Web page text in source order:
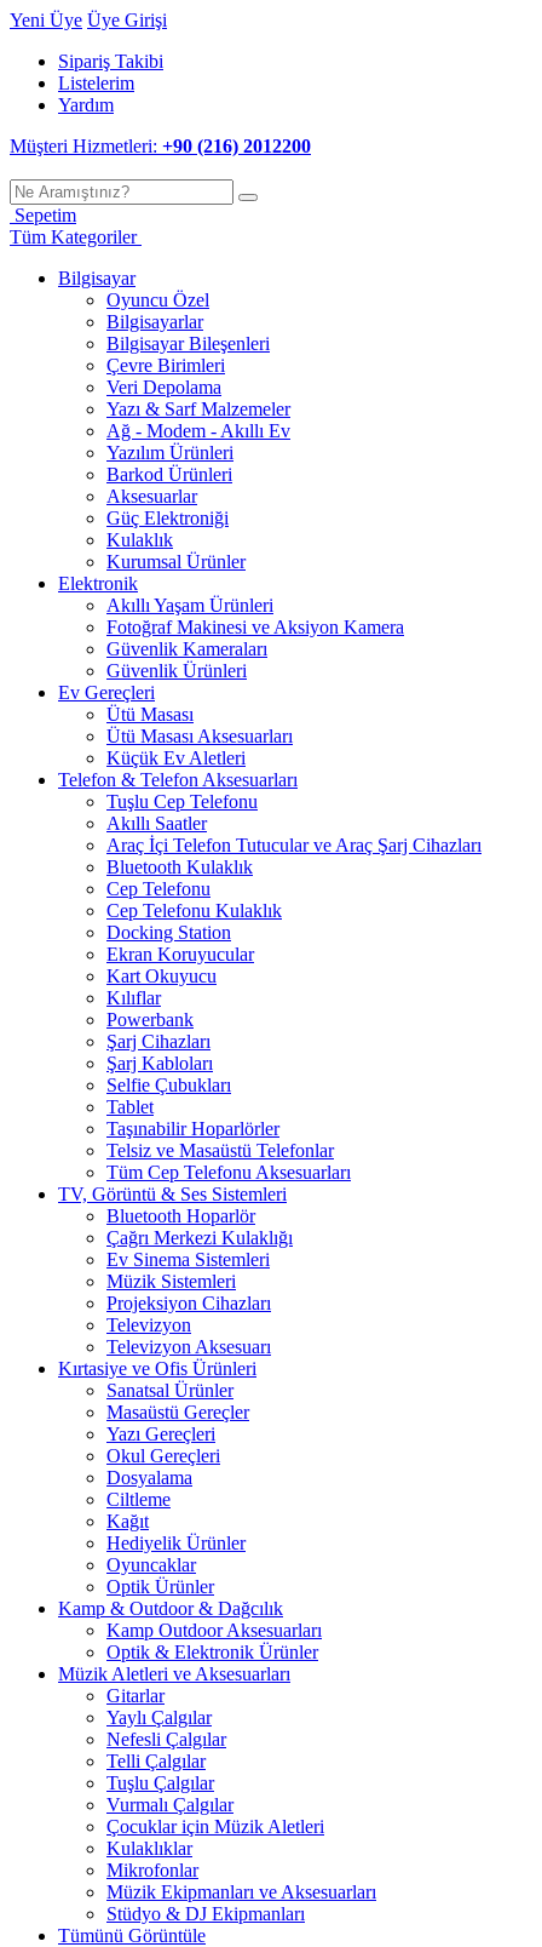
Yeni Üye Üye Girişi
Sipariş Takibi
Listelerim
Yardım
Müşteri Hizmetleri: +90 (216) 2012200
Sepetim
Tüm Kategoriler
Bilgisayar
Oyuncu Özel
Bilgisayarlar
Bilgisayar Bileşenleri
Çevre Birimleri
Veri Depolama
Yazı & Sarf Malzemeler
Ağ - Modem - Akıllı Ev
Yazılım Ürünleri
Barkod Ürünleri
Aksesuarlar
Güç Elektroniği
Kulaklık
Kurumsal Ürünler
Elektronik
Akıllı Yaşam Ürünleri
Fotoğraf Makinesi ve Aksiyon Kamera
Güvenlik Kameraları
Güvenlik Ürünleri
Ev Gereçleri
Ütü Masası
Ütü Masası Aksesuarları
Küçük Ev Aletleri
Telefon & Telefon Aksesuarları
Tuşlu Cep Telefonu
Akıllı Saatler
Araç İçi Telefon Tutucular ve Araç Şarj Cihazları
Bluetooth Kulaklık
Cep Telefonu
Cep Telefonu Kulaklık
Docking Station
Ekran Koruyucular
Kart Okuyucu
Kılıflar
Powerbank
Şarj Cihazları
Şarj Kabloları
Selfie Çubukları
Tablet
Taşınabilir Hoparlörler
Telsiz ve Masaüstü Telefonlar
Tüm Cep Telefonu Aksesuarları
TV, Görüntü & Ses Sistemleri
Bluetooth Hoparlör
Çağrı Merkezi Kulaklığı
Ev Sinema Sistemleri
Müzik Sistemleri
Projeksiyon Cihazları
Televizyon
Televizyon Aksesuarı
Kırtasiye ve Ofis Ürünleri
Sanatsal Ürünler
Masaüstü Gereçler
Yazı Gereçleri
Okul Gereçleri
Dosyalama
Ciltleme
Kağıt
Hediyelik Ürünler
Oyuncaklar
Optik Ürünler
Kamp & Outdoor & Dağcılık
Kamp Outdoor Aksesuarları
Optik & Elektronik Ürünler
Müzik Aletleri ve Aksesuarları
Gitarlar
Yaylı Çalgılar
Nefesli Çalgılar
Telli Çalgılar
Tuşlu Çalgılar
Vurmalı Çalgılar
Çocuklar için Müzik Aletleri
Kulaklıklar
Mikrofonlar
Müzik Ekipmanları ve Aksesuarları
Stüdyo & DJ Ekipmanları
Tümünü Görüntüle